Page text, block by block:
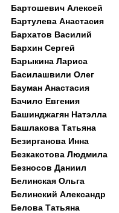
Бартошевич Алексей
Бартулева Анастасия
Бархатов Василий
Бархин Сергей
Барыкина Лариса
Басилашвили Олег
Бауман Анастасия
Бачило Евгения
Башинджагян Натэлла
Башлакова Татьяна
Безирганова Инна
Безкакотова Людмила
Безносов Даниил
Белинская Ольга
Белинский Александр
Белова Татьяна